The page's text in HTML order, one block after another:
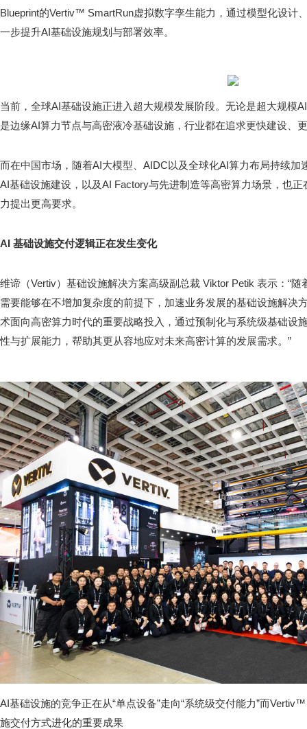
Blueprint的Vertiv™ SmartRun虚拟数字孪生能力，通过模型化设计
一步提升AI基础设施规划与部署效率。
当前，全球AI基础设施正进入超大规模发展阶段。无论是超大规模
是边缘AI算力节点与高密液冷基础设施，行业都在追求更快建设、
而在中国市场，随着AI大模型、AIDC以及全球化AI算力布局持续加
AI基础设施建设，以及AI Factory与先进制造等高密算力场景，也
力提出更高要求。
AI 基础设施交付逻辑正在发生变化
维谛（Vertiv）基础设施解决方案高级副总裁 Viktor Petik 表示：“
需要能够在不增加复杂度的前提下，加速业务发展的基础设施解决
术面向高密算力时代的重要战略投入，通过预制化与系统级基础设
性与扩展能力，帮助其更从容地应对未来高密计算的发展需求。”
AI基础设施的竞争正在从“单点设备”走向“系统级交付能力”而
施交付方式进化的重要成果